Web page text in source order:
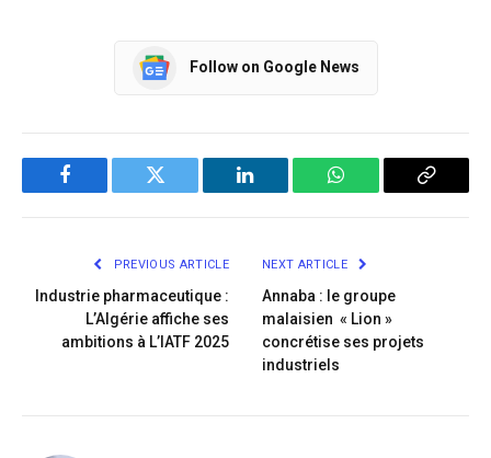
Follow on Google News
Facebook Twitter LinkedIn WhatsApp Copy
PREVIOUS ARTICLE
Industrie pharmaceutique :
L’Algérie affiche ses
ambitions à L’IATF 2025
NEXT ARTICLE
Annaba : le groupe
malaisien « Lion »
concrétise ses projets
industriels